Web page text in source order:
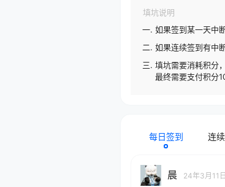
填坑说明
如果签到某一天中
如果连续签到有中
填坑需要消耗积分
最终需要支付积分
每日签到 连
晨 24年3月11日